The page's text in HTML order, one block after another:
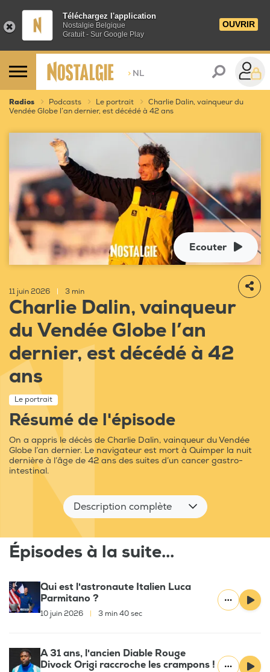
Téléchargez l'application
Nostalgie Belgique
Gratuit - Sur Google Play
OUVRIR
> NL
Radios Podcasts Le portrait
Charlie Dalin, vainqueur du
Vendée Globe l’an dernier, est décédé à 42 ans
Ecouter
11 juin 2026 3 min
Charlie Dalin, vainqueur
du Vendée Globe l’an
dernier, est décédé à 42
ans
Le portrait
Résumé de l'épisode
On a appris le décès de Charlie Dalin, vainqueur du Vendée
Globe l’an dernier. Le navigateur est mort à Quimper la nuit
dernière à l’âge de 42 ans des suites d’un cancer gastro-
intestinal.
Description complète
Épisodes à la suite...
Qui est l'astronaute Italien Luca
Parmitano ?
10 juin 2026 3 min 40 sec
A 31 ans, l'ancien Diable Rouge
Divock Origi raccroche les crampons !